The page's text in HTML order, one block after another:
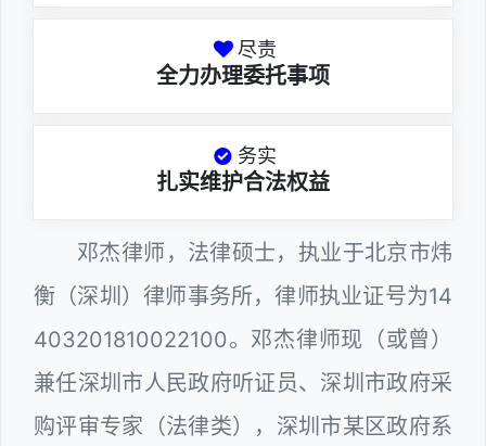
尽责
全力办理委托事项
务实
扎实维护合法权益
邓杰律师，法律硕士，执业于北京市炜
衡（深圳）律师事务所，律师执业证号为14
403201810022100。邓杰律师现（或曾）
兼任深圳市人民政府听证员、深圳市政府采
购评审专家（法律类），深圳市某区政府系